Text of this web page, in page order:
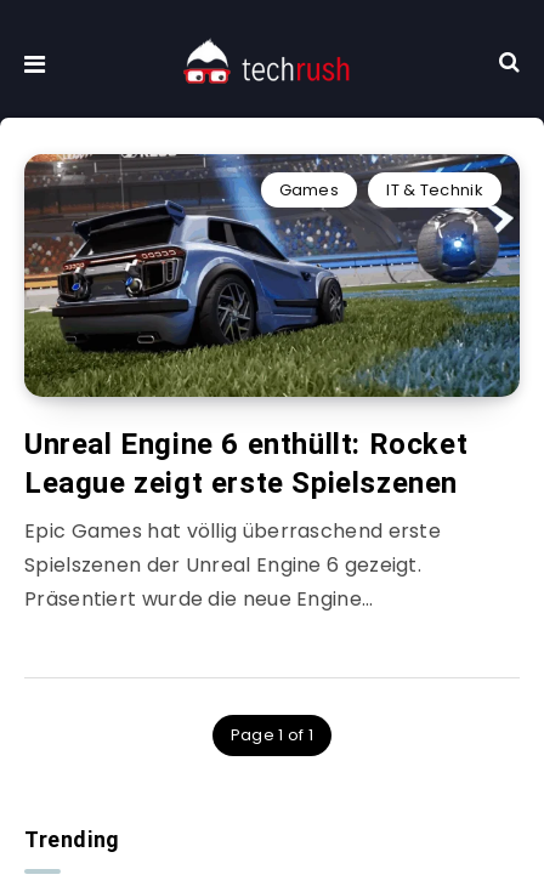
Games IT & Technik
Unreal Engine 6 enthüllt: Rocket
League zeigt erste Spielszenen
Epic Games hat völlig überraschend erste
Spielszenen der Unreal Engine 6 gezeigt.
Präsentiert wurde die neue Engine…
Page 1 of 1
Trending